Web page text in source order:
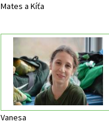
Mates a Kíťa
Vanesa